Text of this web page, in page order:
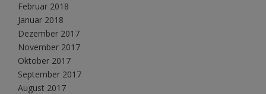
Februar 2018
Januar 2018
Dezember 2017
November 2017
Oktober 2017
September 2017
August 2017